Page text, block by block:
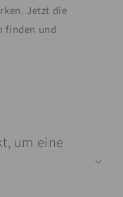
Jetzt die
finden und
um eine